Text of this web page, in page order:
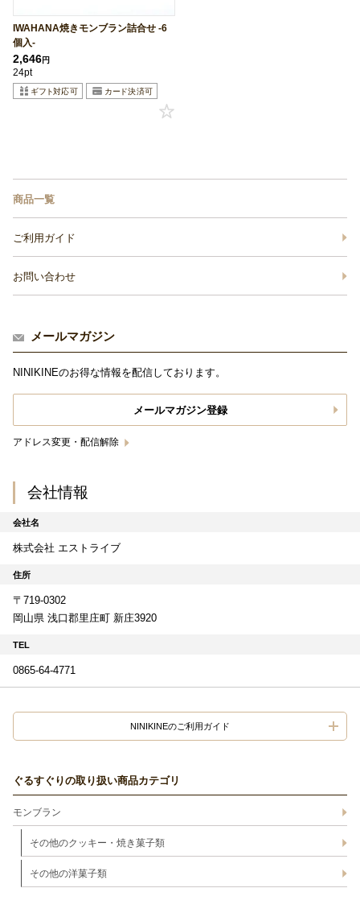
IWAHANA焼きモンブラン詰合せ -6
個入-
2,646円
24pt
商品一覧
ご利用ガイド
お問い合わせ
メールマガジン
NINIKINEのお得な情報を配信しております。
メールマガジン登録
アドレス変更・配信解除
会社情報
会社名
株式会社 エストライブ
住所
〒719-0302
岡山県 浅口郡里庄町 新庄3920
TEL
0865-64-4771
NINIKINEのご利用ガイド
ぐるすぐりの取り扱い商品カテゴリ
モンブラン
その他のクッキー・焼き菓子類
その他の洋菓子類